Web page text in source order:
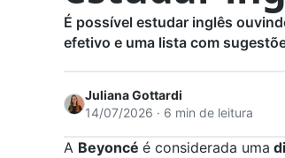
É possível estudar inglês
efetivo e uma lista com
Juliana Gottardi
14/07/2026 · 6 min de leitura
A Beyoncé é considerada uma